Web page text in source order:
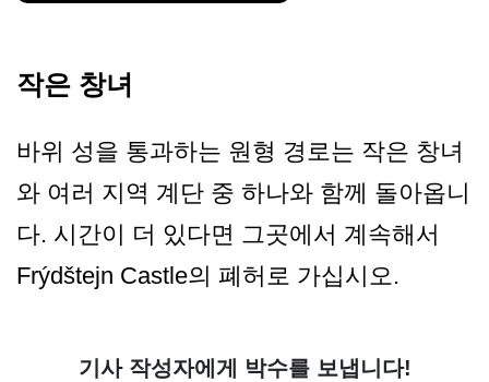
작은 창녀
바위 성을 통과하는 원형 경로는 작은 창녀
와 여러 지역 계단 중 하나와 함께 돌아옵니
다. 시간이 더 있다면 그곳에서 계속해서
Frýdštejn Castle의 폐허로 가십시오.
기사 작성자에게 박수를 보냅니다!